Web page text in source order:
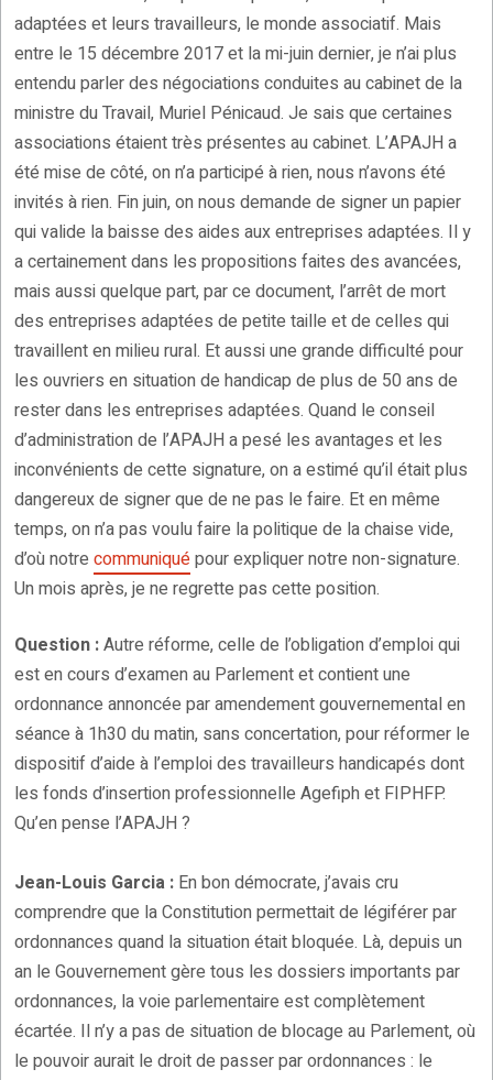
adaptées et leurs travailleurs, le monde associatif. Mais
entre le 15 décembre 2017 et la mi-juin dernier, je n’ai plus
entendu parler des négociations conduites au cabinet de la
ministre du Travail, Muriel Pénicaud. Je sais que certaines
associations étaient très présentes au cabinet. L’APAJH a
été mise de côté, on n’a participé à rien, nous n’avons été
invités à rien. Fin juin, on nous demande de signer un papier
qui valide la baisse des aides aux entreprises adaptées. Il y
a certainement dans les propositions faites des avancées,
mais aussi quelque part, par ce document, l’arrêt de mort
des entreprises adaptées de petite taille et de celles qui
travaillent en milieu rural. Et aussi une grande difficulté pour
les ouvriers en situation de handicap de plus de 50 ans de
rester dans les entreprises adaptées. Quand le conseil
d’administration de l’APAJH a pesé les avantages et les
inconvénients de cette signature, on a estimé qu’il était plus
dangereux de signer que de ne pas le faire. Et en même
temps, on n’a pas voulu faire la politique de la chaise vide,
d’où notre communiquépour expliquer notre non-signature.
Un mois après, je ne regrette pas cette position.
Question :Autre réforme, celle de l’obligation d’emploi qui
est en cours d’examen au Parlement et contient une
ordonnance annoncée par amendement gouvernemental en
séance à 1h30 du matin, sans concertation, pour réformer le
dispositif d’aide à l’emploi des travailleurs handicapés dont
les fonds d’insertion professionnelle Agefiph et FIPHFP.
Qu’en pense l’APAJH ?
Jean-Louis Garcia : En bon démocrate, j’avais cru
comprendre que la Constitution permettait de légiférer par
ordonnances quand la situation était bloquée. Là, depuis un
an le Gouvernement gère tous les dossiers importants par
ordonnances, la voie parlementaire est complètement
écartée. Il n’y a pas de situation de blocage au Parlement, où
le pouvoir aurait le droit de passer par ordonnances : le